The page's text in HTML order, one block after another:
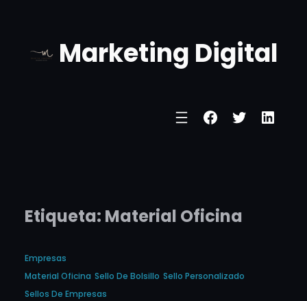
Marketing Digital
Etiqueta: Material Oficina
Empresas
Material Oficina Sello De Bolsillo Sello Personalizado
Sellos De Empresas